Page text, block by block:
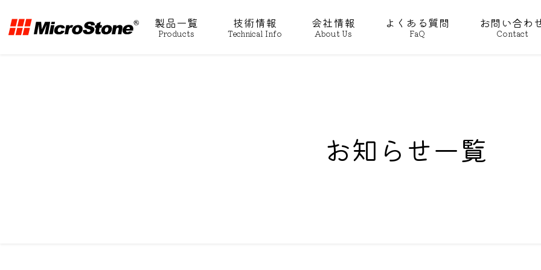
製品一覧
Products
技術情報
Technical Info
会社情報
About Us
よくある質問
FaQ
お問い合わ
Contact
お知らせ一覧